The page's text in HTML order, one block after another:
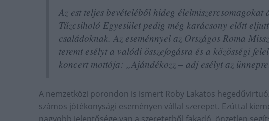
Az est teljes bevételéből hideg élelmiszercsomagokat
Tűzcsiholó Egyesület pedig még karácsony előtt
családoknak. Az eseménnyel az Országos Roma
teremt esélyt a valódi összefogásra és a közösségi
koncert mottója: „Ajándékozz – adj esélyt az
A nemzetközi porondon is ismert Roby Lakatos
számos jótékonysági eseményen vállal szerepet. Ezúttal